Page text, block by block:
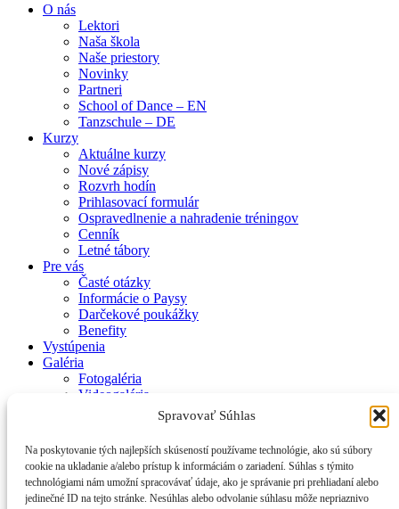
Spravovať Súhlas
Na poskytovanie tých najlepších skúseností používame technológie, ako sú súbory
cookie na ukladanie a/alebo prístup k informáciám o zariadení. Súhlas s týmito
technológiami nám umožní spracovávať údaje, ako je správanie pri prehliadaní alebo
jedinečné ID na tejto stránke. Nesúhlas alebo odvolanie súhlasu môže nepriaznivo
O nás
Lektori
Naša škola
Naše priestory
Novinky
Partneri
School of Dance – EN
Tanzschule – DE
Kurzy
Aktuálne kurzy
Nové zápisy
Rozvrh hodín
Prihlasovací formulár
Ospravedlnenie a nahradenie tréningov
Cenník
Letné tábory
Pre vás
Časté otázky
Informácie o Paysy
Darčekové poukážky
Benefity
Vystúpenia
Galéria
Fotogaléria
Videogaléria
Zásady používania súborov cookie (EÚ)
© 2017 Smiem prosiť – Tanečná škola Mirky Kosorínovej